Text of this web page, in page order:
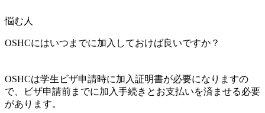
悩む人
OSHCにはいつまでに加入しておけば良いですか？
OSHCは学生ビザ申請時に加入証明書が必要になりますの
で、
ビザ申請前までに加入手続きとお支払いを済ませる必要
があります。